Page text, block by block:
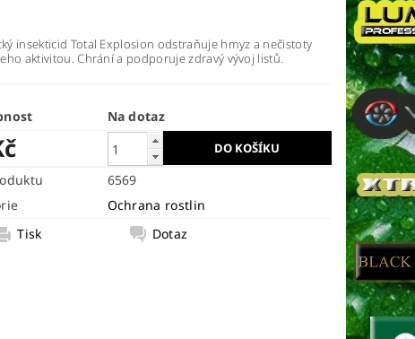
insekticid Total Explosion odstraňuje hmyz a nečistoty
aktivitou. Chrání a podporuje zdravý vývoj listů.
Na dotaz
6569
Ochrana rostlin
Tisk
Dotaz